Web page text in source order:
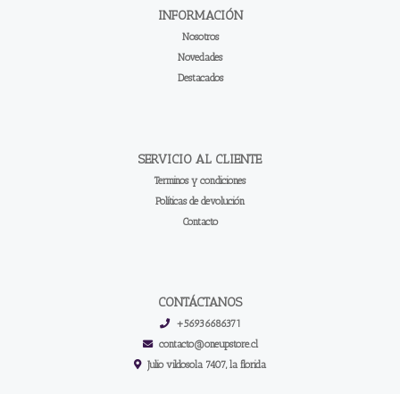
INFORMACIÓN
Nosotros
Novedades
Destacados
SERVICIO AL CLIENTE
Terminos y condiciones
Políticas de devolución
Contacto
CONTÁCTANOS
+56936686371
contacto@oneupstore.cl
Julio vildosola 7407, la florida